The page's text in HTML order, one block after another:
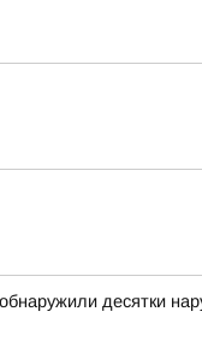
десятки